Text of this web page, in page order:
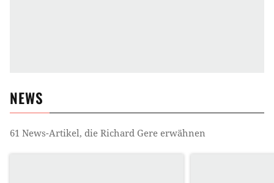
NEWS
61 News-Artikel, die Richard Gere erwähnen